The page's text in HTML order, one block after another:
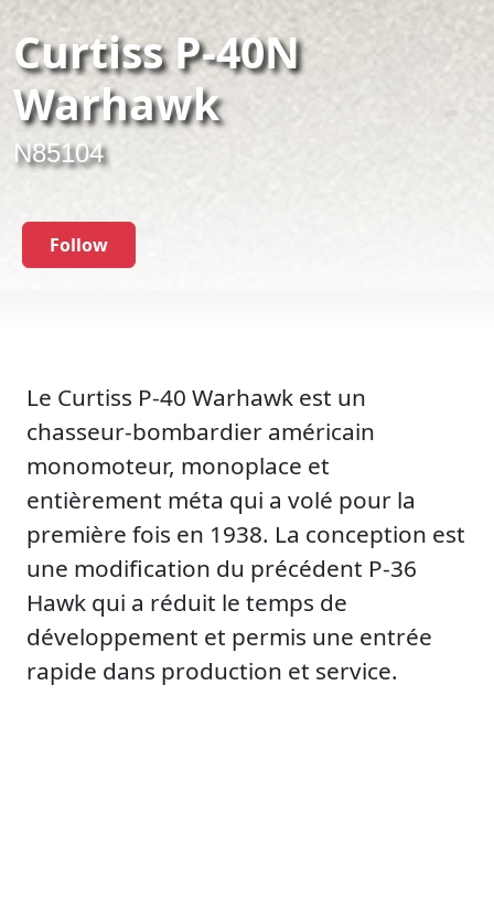
Curtiss P-40N
Warhawk
N85104
Follow
Le Curtiss P-40 Warhawk est un
chasseur-bombardier américain
monomoteur, monoplace et
entièrement méta qui a volé pour la
première fois en 1938. La conception est
une modification du précédent P-36
Hawk qui a réduit le temps de
développement et permis une entrée
rapide dans production et service.